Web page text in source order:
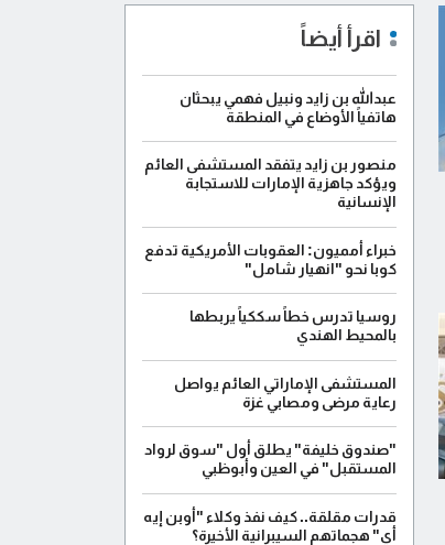
اقرأ أيضاً
عبدالله بن زايد ونبيل فهمي يبحثان
هاتفياً الأوضاع في المنطقة
منصور بن زايد يتفقد المستشفى العائم
ويؤكد جاهزية الإمارات للاستجابة
الإنسانية
خبراء أمميون: العقوبات الأمريكية تدفع
كوبا نحو "انهيار شامل"
روسيا تدرس خطاً سككياً يربطها
بالمحيط الهندي
المستشفى الإماراتي العائم يواصل
رعاية مرضى ومصابي غزة
"صندوق خليفة" يطلق أول "سوق لرواد
المستقبل" في العين وأبوظبي
قدرات مقلقة.. كيف نفذ وكلاء "أوبن إيه
أي" هجماتهم السيبرانية الأخيرة؟